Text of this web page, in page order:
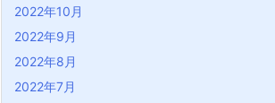
2022年10月
2022年9月
2022年8月
2022年7月